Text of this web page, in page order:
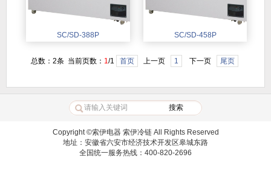
SC/SD-388P SC/SD-458P
总数：2条 当前页数： 1/1 首页 上一页 1 下一页 尾页
Copyright ©索伊电器 索伊冷链 All Rights Reserved
地址：安徽省六安市经济技术开发区皋城东路
全国统一服务热线：400-820-2696